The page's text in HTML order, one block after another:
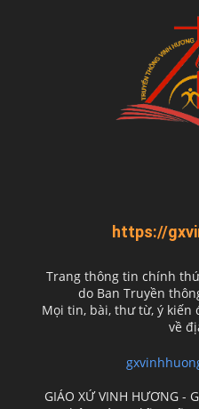
https://
Trang thông tin chính
do Ban Truyền
Mọi tin, bài, thư từ, ý kiến
về
GIÁO XỨ VINH HƯƠNG -